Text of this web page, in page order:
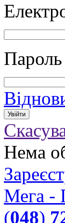
Пароль
Нема
Мега -
(048)